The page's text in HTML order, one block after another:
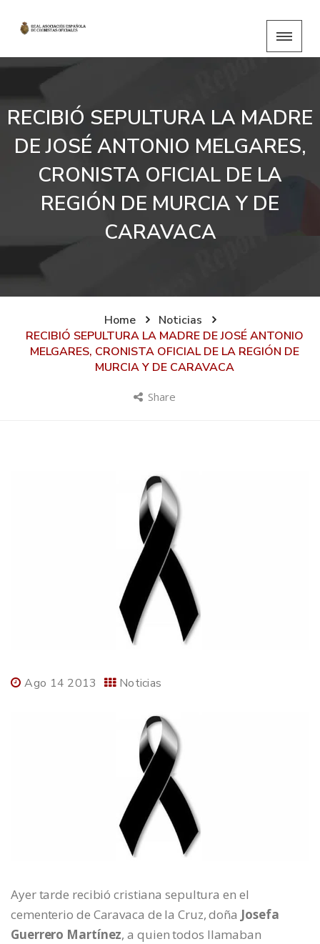
RECIBIÓ SEPULTURA LA MADRE
DE JOSÉ ANTONIO MELGARES,
CRONISTA OFICIAL DE LA
REGIÓN DE MURCIA Y DE
CARAVACA
Home
Noticias
RECIBIÓ SEPULTURA LA MADRE DE JOSÉ ANTONIO
MELGARES, CRONISTA OFICIAL DE LA REGIÓN DE
MURCIA Y DE CARAVACA
Share
Ago 14 2013 Noticias
Ayer tarde recibió cristiana sepultura en el
cementerio de Caravaca de la Cruz, doña Josefa
Guerrero Martínez, a quien todos llamaban